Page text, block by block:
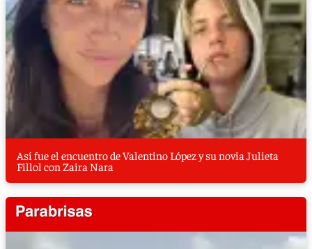
Así fue el encuentro de Valentino López y su novia Julieta
Fillol con Zaira Nara